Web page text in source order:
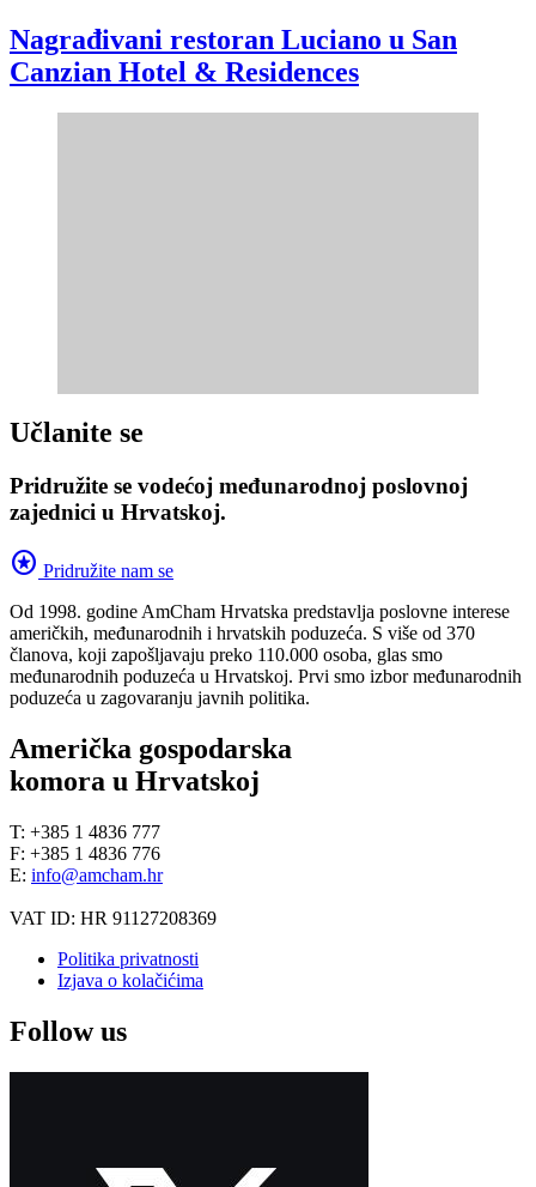
Nagrađivani restoran Luciano u San
Canzian Hotel & Residences
Učlanite se
Pridružite se vodećoj međunarodnoj poslovnoj
zajednici u Hrvatskoj.
stars Pridružite nam se
Od 1998. godine AmCham Hrvatska predstavlja poslovne interese
američkih, međunarodnih i hrvatskih poduzeća. S više od 370
članova, koji zapošljavaju preko 110.000 osoba, glas smo
međunarodnih poduzeća u Hrvatskoj. Prvi smo izbor međunarodnih
poduzeća u zagovaranju javnih politika.
Američka gospodarska
komora u Hrvatskoj
T: +385 1 4836 777
F: +385 1 4836 776
E: info@amcham.hr
VAT ID: HR 91127208369
Politika privatnosti
Izjava o kolačićima
Follow us